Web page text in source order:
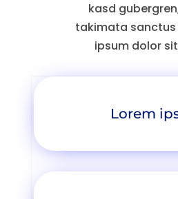
kasd
takimata sanctus
ipsum dolor
Lorem